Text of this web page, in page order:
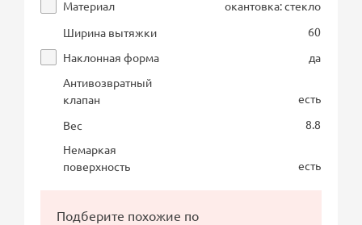
Материал
окантовка: стекло
Ширина вытяжки
60
Наклонная форма
да
Антивозвратный
клапан
есть
Вес
8.8
Немаркая
поверхность
есть
Подберите похожие по